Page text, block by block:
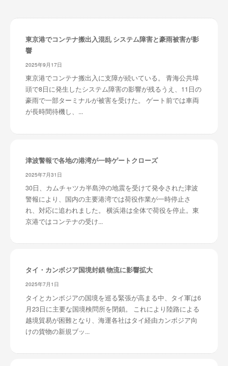
東京港でコンテナ搬出入混乱 システム障害と豪雨被害が影
響
2025年9月17日
東京港でコンテナ搬出入に支障が続いている。 青海公共埠
頭で8日に発生したシステム障害の影響が残るうえ、11日の
豪雨で一部ターミナルが被害を受けた。 ゲート前では車両
が長時間待機し、...
津波警報で各地の港湾が一時ゲートクローズ
2025年7月31日
30日、カムチャツカ半島沖の地震を受けて発令された津波
警報により、国内の主要港湾では荷役作業が一時停止さ
れ、対応に追われました。 横浜港は全体で荷役を停止。東
京港ではコンテナの受け...
タイ・カンボジア国境封鎖 物流に影響拡大
2025年7月1日
タイとカンボジアの国境を巡る緊張が高まる中、タイ軍は6
月23日に主要な国境検問所を閉鎖。 これにより陸路による
越境貿易が困難となり、海運各社はタイ経由カンボジア向
けの貨物の新規ブッ...